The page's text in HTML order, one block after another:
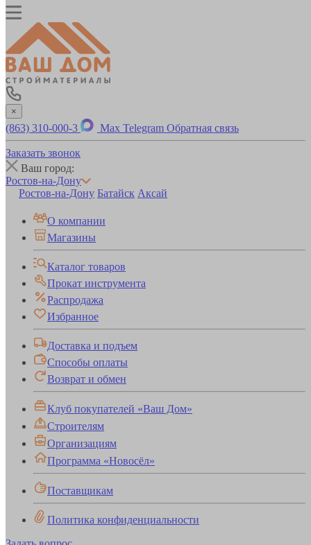
×
(863) 310-000-3 Max Telegram Обратная связь
Заказать звонок
Ваш город:
Ростов-на-Дону
Ростов-на-Дону Батайск Аксай
О компании
Магазины
Каталог товаров
Прокат инструмента
Распродажа
Избранное
Доставка и подъем
Способы оплаты
Возврат и обмен
Клуб покупателей «Ваш Дом»
Строителям
Организациям
Программа «Новосёл»
Поставщикам
Политика конфиденциальности